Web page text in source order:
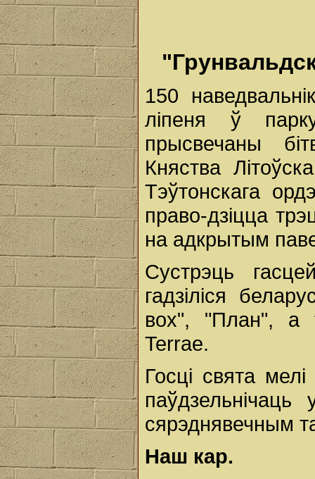
150
ліпеня ў
прысвечаны
Княства
Тэўтонскага
право-дзіцца
на адкрытым
Сустрэць
гадзіліся
вох", "План", а
Terrae.
Госці свята
сярэднявечным
Наш кар.